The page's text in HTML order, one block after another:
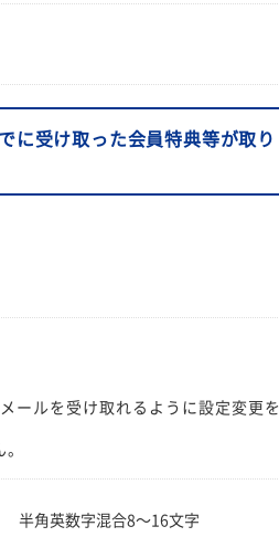
に受け取った会員特典等が取り
ールを受け取れるように設定変更を
半角英数字混合8〜16文字